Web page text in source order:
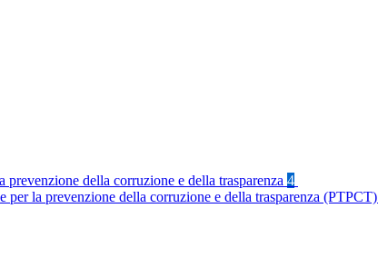
prevenzione della corruzione e della trasparenza 4
per la prevenzione della corruzione e della trasparenza (PTPCT)